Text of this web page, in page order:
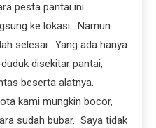
pesta pantai ini
ke lokasi. Namun
selesai. Yang ada hanya
disekitar pantai,
beserta alatnya.
kami mungkin bocor,
sudah bubar. Saya tidak